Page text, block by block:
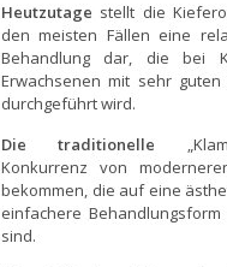
Heutzutage stellt die
den meisten Fällen eine
Behandlung dar, die bei
Erwachsenen mit sehr guten
durchgeführt wird.
Die traditionelle
Konkurrenz von
bekommen, die auf eine
einfachere Behandlungsform
sind.